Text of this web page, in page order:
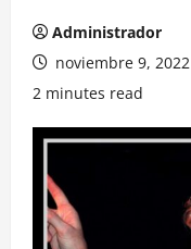
Administrador
noviembre 9, 2022
2 minutes read